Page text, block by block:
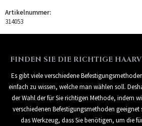
Artikelnummer:
314053
FINDEN SIE DIE RICHTIGE
Es gibt viele verschiedene
einfach zu wissen, welche man wählen soll.
der Wahl der für Sie richtigen Methode, indem
verschiedenen Befestigungsmethoden geeignet
das Werkzeug, dass Sie benötigen, um die